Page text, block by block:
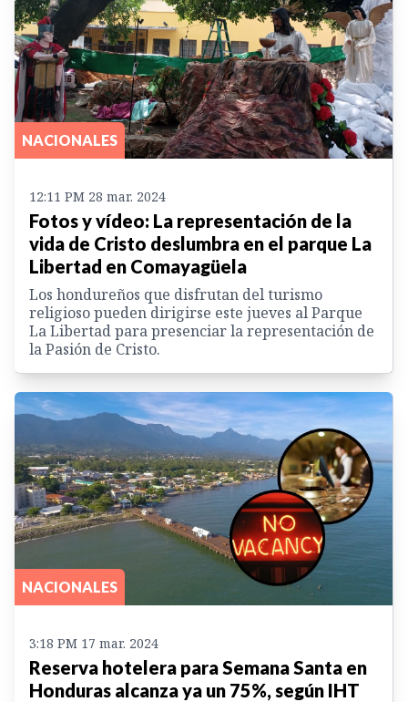
NACIONALES
12:11 PM 28 mar. 2024
Fotos y vídeo: La representación de la
vida de Cristo deslumbra en el parque La
Libertad en Comayagüela
Los hondureños que disfrutan del turismo
religioso pueden dirigirse este jueves al Parque
La Libertad para presenciar la representación de
la Pasión de Cristo.
NACIONALES
3:18 PM 17 mar. 2024
Reserva hotelera para Semana Santa en
Honduras alcanza ya un 75%, según IHT